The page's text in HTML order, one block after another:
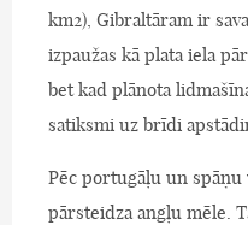
km2), Gibraltāram ir
izpaužas kā plata iela
bet kad plānota
satiksmi uz brīdi
Pēc portugāļu un
pārsteidza angļu mēle.